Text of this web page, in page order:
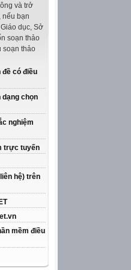
và trở
nếu bạn
dục, Sở
soạn thảo
soạn thảo
đề có điều
dạng chọn
nghiệm
trực tuyến
hệ) trên
mềm điều